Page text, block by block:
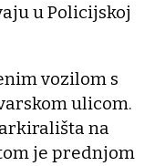
u Policijskoj
vozilom s
ulicom.
na
je prednjom